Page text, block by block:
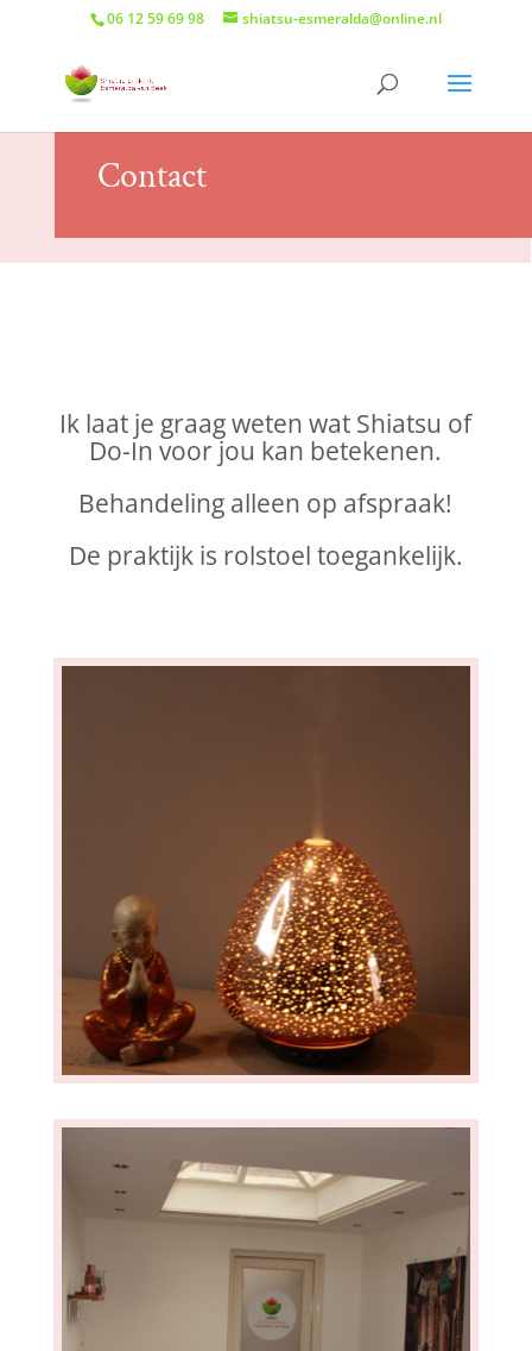
06 12 59 69 98 shiatsu-esmeralda@online.nl
Contact
Ik laat je graag weten wat Shiatsu of
Do-In voor jou kan betekenen.
Behandeling alleen op afspraak!
De praktijk is rolstoel toegankelijk.